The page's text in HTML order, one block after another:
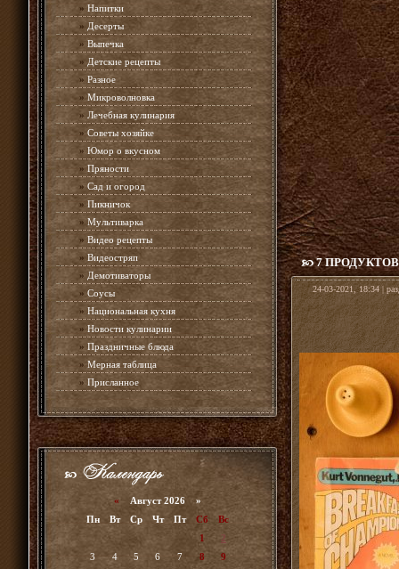
» Напитки
»Десерты
» Выпечка
» Детские рецепты
» Разное
» Микроволновка
» Лечебная кулинария
» Советы хозяйке
» Юмор о вкусном
» Пряности
» Сад и огород
» Пикничок
» Мультиварка
» Видео рецепты
» Видеостряп
» Демотиваторы
» Соусы
» Национальная кухня
» Новости кулинарии
» Праздничные блюда
» Мерная таблица
» Присланное
« Август 2026 »
Пн
Вт Ср Чт Пт Сб
Вс
1
2
3
4 5 6 7 8
9
7
24-03-2021, 18:34 |